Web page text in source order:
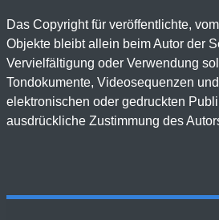
Das Copyright für veröffentlichte,
Objekte bleibt allein beim Autor der
Vervielfältigung oder Verwendung
Tondokumente, Videosequenzen
elektronischen oder gedruckten
ausdrückliche Zustimmung des